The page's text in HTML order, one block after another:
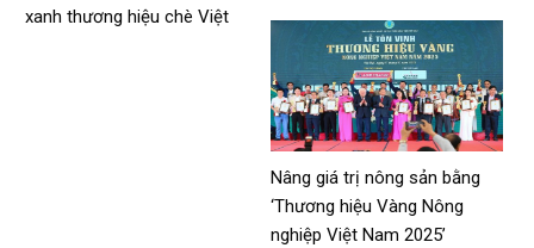
xanh thương hiệu chè Việt
Nâng giá trị nông sản bằng
‘Thương hiệu Vàng Nông
nghiệp Việt Nam 2025’